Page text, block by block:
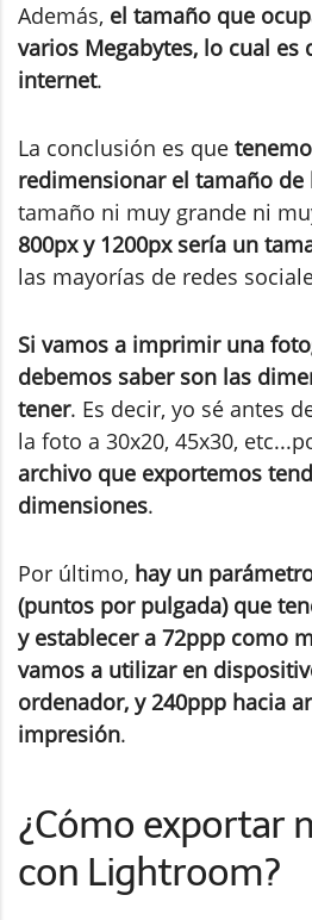
Además, el tamaño que
varios Megabytes, lo cual es
internet.
La conclusión es que
redimensionar el tamaño
tamaño ni muy grande ni
800px y 1200px sería un
las mayorías de redes
Si vamos a imprimir una
debemos saber son las
tener. Es decir, yo sé antes
la foto a 30x20, 45x30,
archivo que exportemos
dimensiones.
Por último, hay un
(puntos por pulgada) que
y establecer a 72ppp como
vamos a utilizar en
ordenador, y 240ppp hacia
impresión.
¿Cómo exportar
con Lightroom?